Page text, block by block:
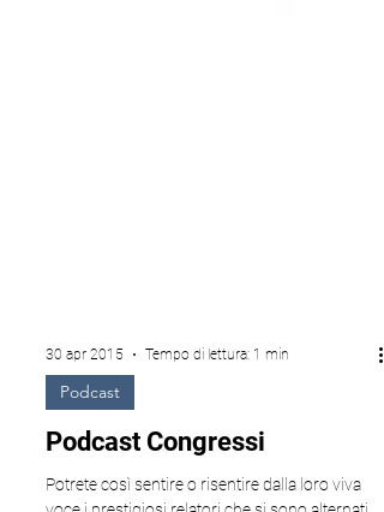
30 apr 2015 Tempo di lettura: 1 min
Podcast